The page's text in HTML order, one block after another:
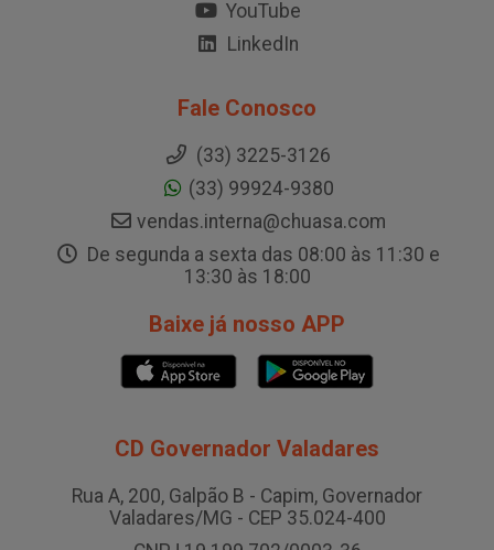
YouTube
LinkedIn
Fale Conosco
(33) 3225-3126
(33) 99924-9380
vendas.interna@chuasa.com
De segunda a sexta das 08:00 às 11:30 e
13:30 às 18:00
Baixe já nosso APP
CD Governador Valadares
Rua A, 200, Galpão B - Capim, Governador
Valadares/MG - CEP 35.024-400